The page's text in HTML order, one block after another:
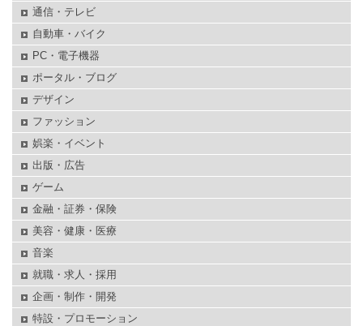
通信・テレビ
自動車・バイク
PC・電子機器
ポータル・ブログ
デザイン
ファッション
娯楽・イベント
出版・広告
ゲーム
金融・証券・保険
美容・健康・医療
音楽
就職・求人・採用
企画・制作・開発
特設・プロモーション